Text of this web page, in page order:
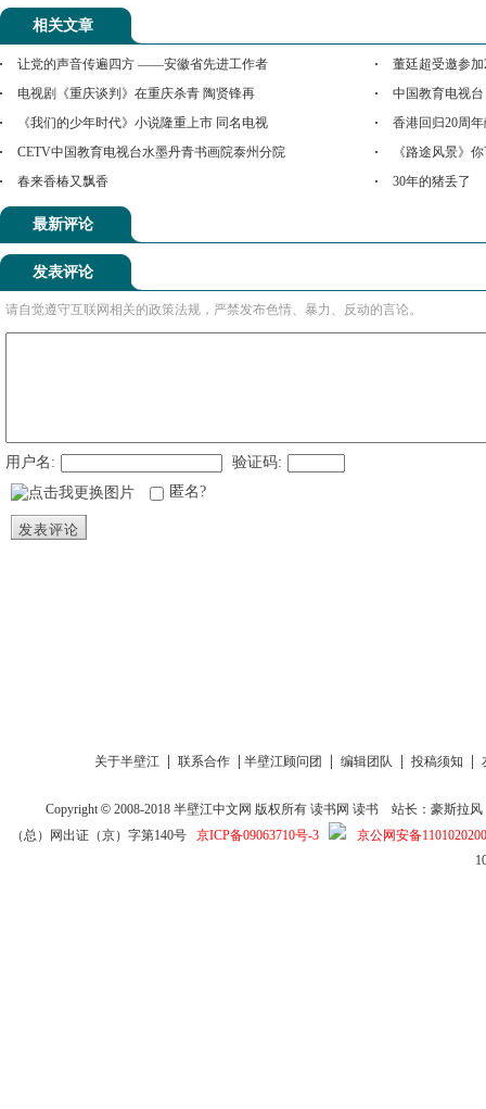
相关文章
让党的声音传遍四方 ——安徽省先进工作者
董廷超受邀参
电视剧《重庆谈判》在重庆杀青 陶贤锋再
中国教育电视
《我们的少年时代》小说隆重上市 同名电视
香港回归20周
CETV中国教育电视台水墨丹青书画院泰州分院
《路途风景》
春来香椿又飘香
30年的猪丢了
最新评论
发表评论
请自觉遵守互联网相关的政策法规，严禁发布色情、暴力、反动的言论。
用户名:
验证码:
匿名?
发表评论
关于半壁江 联系合作 半壁江顾问团 编辑团队 投稿须知
Copyright © 2008-2018半壁江中文网 版权所有读书网 读书
站长：豪斯拉风
（总）网出证（京）字第140号 京ICP备09063710号-3
京公网安备